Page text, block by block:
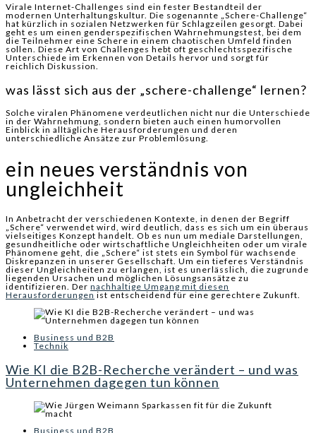
Virale Internet-Challenges sind ein fester Bestandteil der
modernen Unterhaltungskultur. Die sogenannte „Schere-Challenge“
hat kürzlich in sozialen Netzwerken für Schlagzeilen gesorgt. Dabei
geht es um einen genderspezifischen Wahrnehmungstest, bei dem
die Teilnehmer eine Schere in einem chaotischen Umfeld finden
sollen. Diese Art von Challenges hebt oft geschlechtsspezifische
Unterschiede im Erkennen von Details hervor und sorgt für
reichlich Diskussion.
was lässt sich aus der „schere-challenge“ lernen?
Solche viralen Phänomene verdeutlichen nicht nur die Unterschiede
in der Wahrnehmung, sondern bieten auch einen humorvollen
Einblick in alltägliche Herausforderungen und deren
unterschiedliche Ansätze zur Problemlösung.
ein neues verständnis von
ungleichheit
In Anbetracht der verschiedenen Kontexte, in denen der Begriff
„Schere“ verwendet wird, wird deutlich, dass es sich um ein überaus
vielseitiges Konzept handelt. Ob es nun um mediale Darstellungen,
gesundheitliche oder wirtschaftliche Ungleichheiten oder um virale
Phänomene geht, die „Schere“ ist stets ein Symbol für wachsende
Diskrepanzen in unserer Gesellschaft. Um ein tieferes Verständnis
dieser Ungleichheiten zu erlangen, ist es unerlässlich, die zugrunde
liegenden Ursachen und möglichen Lösungsansätze zu
identifizieren. Der nachhaltige Umgang mit diesen
Herausforderungen ist entscheidend für eine gerechtere Zukunft.
Business und B2B
Technik
Wie KI die B2B-Recherche verändert – und was
Unternehmen dagegen tun können
Business und B2B